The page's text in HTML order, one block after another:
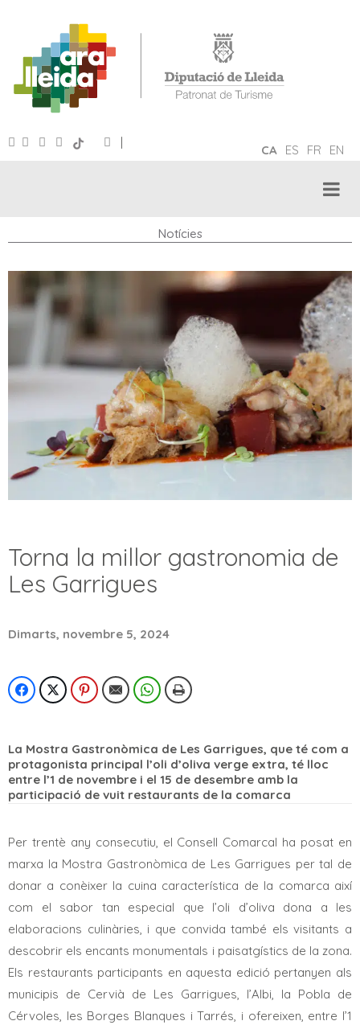
CA ES FR EN
|
Notícies
Torna la millor gastronomia de
Les Garrigues
Dimarts, novembre 5, 2024
La Mostra Gastronòmica de Les Garrigues, que té com a
protagonista principal l’oli d’oliva verge extra, té lloc
entre l’1 de novembre i el 15 de desembre amb la
participació de vuit restaurants de la comarca
Per trentè any consecutiu, el Consell Comarcal ha posat en
marxa la Mostra Gastronòmica de Les Garrigues per tal de
donar a conèixer la cuina característica de la comarca així
com el sabor tan especial que l’oli d’oliva dona a les
elaboracions culinàries, i que convida també els visitants a
descobrir els encants monumentals i paisatgístics de la zona.
Els restaurants participants en aquesta edició pertanyen als
municipis de Cervià de Les Garrigues, l’Albi, la Pobla de
Cérvoles, les Borges Blanques i Tarrés, i ofereixen, entre l’1